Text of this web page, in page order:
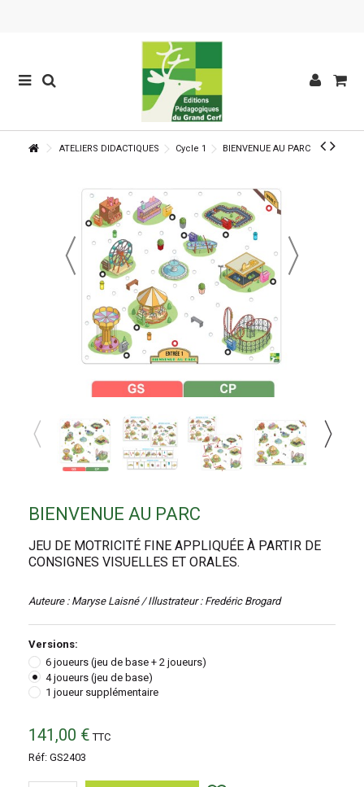
ATELIERS DIDACTIQUES Cycle 1 BIENVENUE AU PARC
BIENVENUE AU PARC
JEU DE MOTRICITÉ FINE APPLIQUÉE À PARTIR DE
CONSIGNES VISUELLES ET ORALES.
Auteure : Maryse Laisné / Illustrateur : Fredéric Brogard
Versions:
6 joueurs (jeu de base + 2 joueurs)
4 joueurs (jeu de base)
1 joueur supplémentaire
141,00 € TTC
Réf: GS2403